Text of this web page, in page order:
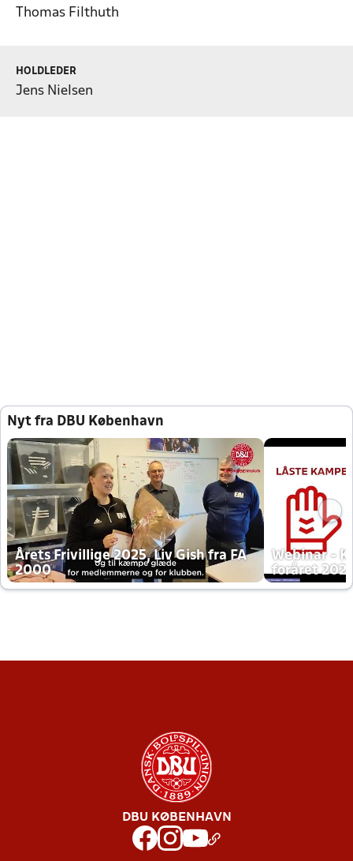
Thomas Filthuth
HOLDLEDER
Jens Nielsen
Nyt fra DBU København
Årets Frivillige 2025, Liv Gish fra FA
2000
Webinar -
foråret
DBU KØBENHAVN